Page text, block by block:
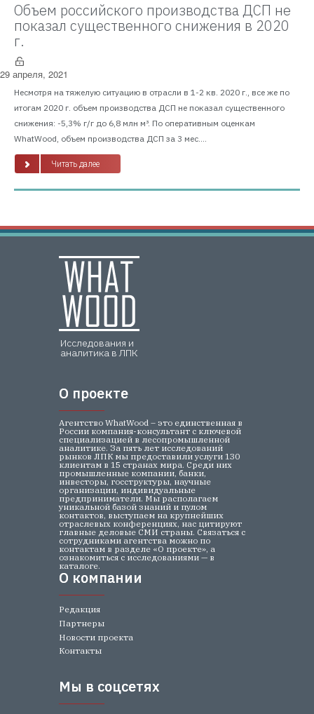
Объем российского производства ДСП не
показал существенного снижения в 2020
г.
29 апреля, 2021
Несмотря на тяжелую ситуацию в отрасли в 1-2 кв. 2020 г., все же по
итогам 2020 г. объем производства ДСП не показал существенного
снижения: -5,3% г/г до 6,8 млн м³. По оперативным оценкам
WhatWood, объем производства ДСП за 3 мес....
Читать далее
Редакция
Партнеры
Агентство WhatWood – это единственная в
России компания-консультант с ключевой
специализацией в лесопромышленной
аналитике. За пять лет исследований
рынков ЛПК мы предоставили услуги 130
клиентам в 15 странах мира. Среди них
промышленные компании, банки,
инвесторы, госструктуры, научные
организации, индивидуальные
предприниматели. Мы располагаем
уникальной базой знаний и пулом
контактов, выступаем на крупнейших
отраслевых конференциях, нас цитируют
главные деловые СМИ страны. Связаться с
сотрудниками агентства можно по
контактам в разделе «О проекте», а
ознакомиться с исследованиями — в
каталоге.
Новости проекта
Контакты
Исследования и
аналитика в ЛПК
О проекте
О компании
Мы в соцсетях
О проекте
Мы в соцсетях
О компании